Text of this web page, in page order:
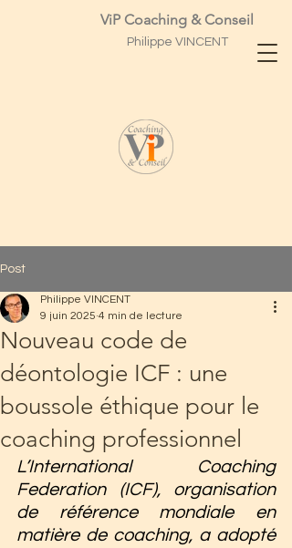
ViP Coaching & Conseil
Philippe VINCENT
Post
Nouveau code de
déontologie ICF : une
boussole éthique pour le
coaching professionnel
Philippe VINCENT
9 juin 2025 4 min de lecture
L’International Coaching
Federation (ICF), organisation
de référence mondiale en
matière de coaching, a adopté